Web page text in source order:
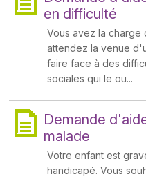
en difficulté
Vous avez la charge
attendez la venue
faire face à des
sociales qui le ou...
Demande
malade
Votre enfant est
handicapé. Vous